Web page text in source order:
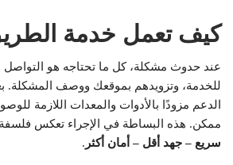
كيف تعمل خدمة
عند حدوث مشكلة، كل ما تحتاجه هو التواصل
للخدمة، وتزويدهم بموقعك ووصف المشكلة.
الدعم مزودًا بالأدوات والمعدات اللازمة
ممكن. هذه البساطة في الإجراء تعكس
سريع – جهد أقل – أمان أكثر .